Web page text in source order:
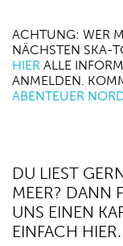
ACHTUNG: WER
NÄCHSTEN SKA-
HIER ALLE
ANMELDEN.
ABENTEUER
DU LIEST
MEER? DANN
UNS EINEN
EINFACH